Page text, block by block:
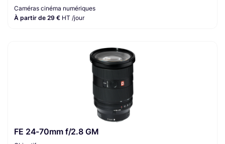
Caméras cinéma numériques
À partir de 29 € HT /jour
FE 24-70mm f/2.8 GM